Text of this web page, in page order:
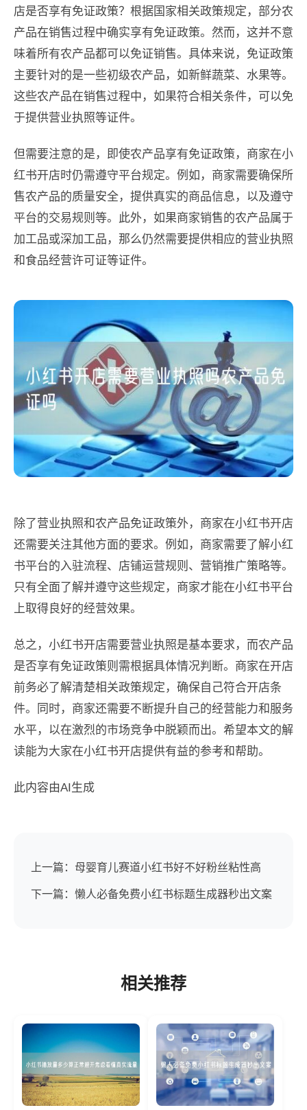
店是否享有免证政策？根据国家相关政策规定，部分农
产品在销售过程中确实享有免证政策。然而，这并不意
味着所有农产品都可以免证销售。具体来说，免证政策
主要针对的是一些初级农产品，如新鲜蔬菜、水果等。
这些农产品在销售过程中，如果符合相关条件，可以免
于提供营业执照等证件。
但需要注意的是，即使农产品享有免证政策，商家在小
红书开店时仍需遵守平台规定。例如，商家需要确保所
售农产品的质量安全，提供真实的商品信息，以及遵守
平台的交易规则等。此外，如果商家销售的农产品属于
加工品或深加工品，那么仍然需要提供相应的营业执照
和食品经营许可证等证件。
除了营业执照和农产品免证政策外，商家在小红书开店
还需要关注其他方面的要求。例如，商家需要了解小红
书平台的入驻流程、店铺运营规则、营销推广策略等。
只有全面了解并遵守这些规定，商家才能在小红书平台
上取得良好的经营效果。
总之，小红书开店需要营业执照是基本要求，而农产品
是否享有免证政策则需根据具体情况判断。商家在开店
前务必了解清楚相关政策规定，确保自己符合开店条
件。同时，商家还需要不断提升自己的经营能力和服务
水平，以在激烈的市场竞争中脱颖而出。希望本文的解
读能为大家在小红书开店提供有益的参考和帮助。
此内容由AI生成
上一篇：母婴育儿赛道小红书好不好粉丝粘性高
下一篇：懒人必备免费小红书标题生成器秒出文案
相关推荐